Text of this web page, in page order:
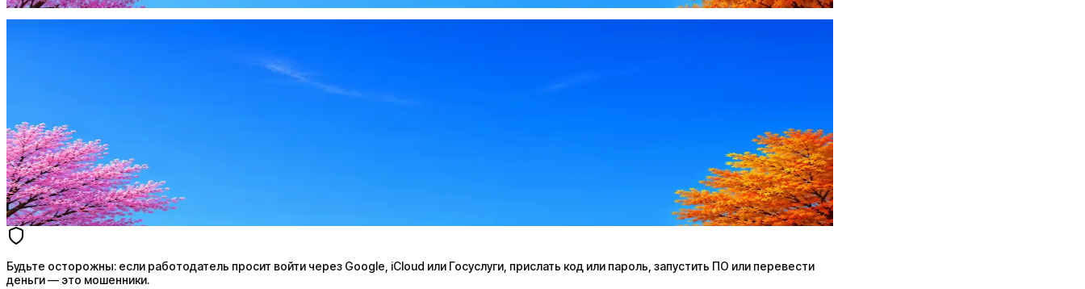
Стратегия поиска с AI: рынки, позиции, вилка, каналы
AI-адаптация отклика под вакансию
AI генерация сопроводительных писем
4 990 ₽/мес
Купить доступ
Будьте осторожны: если работодатель просит войти через Google, iCloud или Госуслуги, прислать код или пароль, запустить ПО или перевести
деньги — это мошенники.